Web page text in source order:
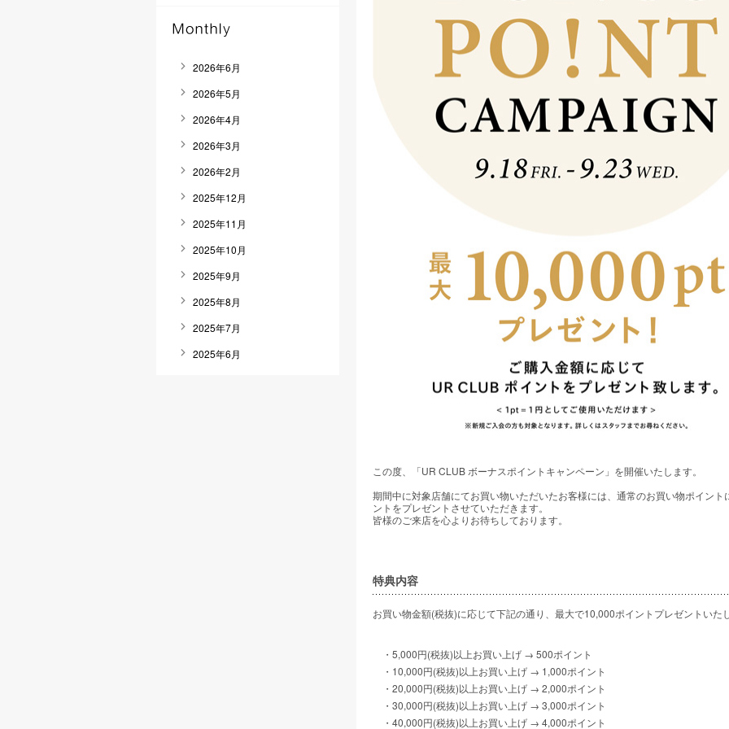
この度、「UR CLUB ボーナスポイントキャンペーン」を開催いたします。
期間中に対象店舗にてお買い物いただいたお客様には、通常のお買い物ポイン
ントをプレゼントさせていただきます。
皆様のご来店を心よりお待ちしております。
特典内容
お買い物金額(税抜)に応じて下記の通り、最大で10,000ポイントプレゼントいた
・5,000円(税抜)以上お買い上げ → 500ポイント
・10,000円(税抜)以上お買い上げ → 1,000ポイント
・20,000円(税抜)以上お買い上げ → 2,000ポイント
・30,000円(税抜)以上お買い上げ → 3,000ポイント
・40,000円(税抜)以上お買い上げ → 4,000ポイント
2026年6月
2026年5月
2026年4月
2026年3月
2026年2月
2025年12月
2025年11月
2025年10月
2025年9月
2025年8月
2025年7月
2025年6月